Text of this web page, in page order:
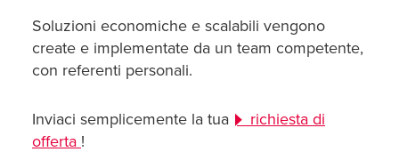
Soluzioni economiche e scalabili vengono
create e implementate da un team competente,
con referenti personali.
Inviaci semplicemente la tua
richiesta di
offerta !